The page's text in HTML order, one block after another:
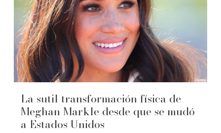
La sutil transformación física de
Meghan Markle desde que se mudó
a Estados Unidos